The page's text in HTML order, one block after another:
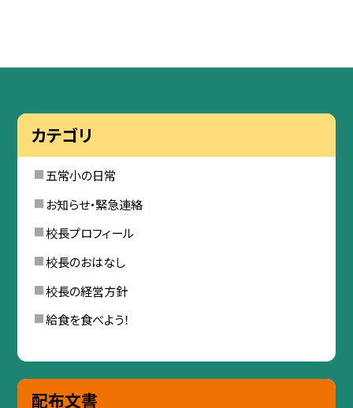
カテゴリ
五常小の日常
お知らせ・緊急連絡
校長プロフィール
校長のおはなし
校長の経営方針
給食を食べよう！
配布文書